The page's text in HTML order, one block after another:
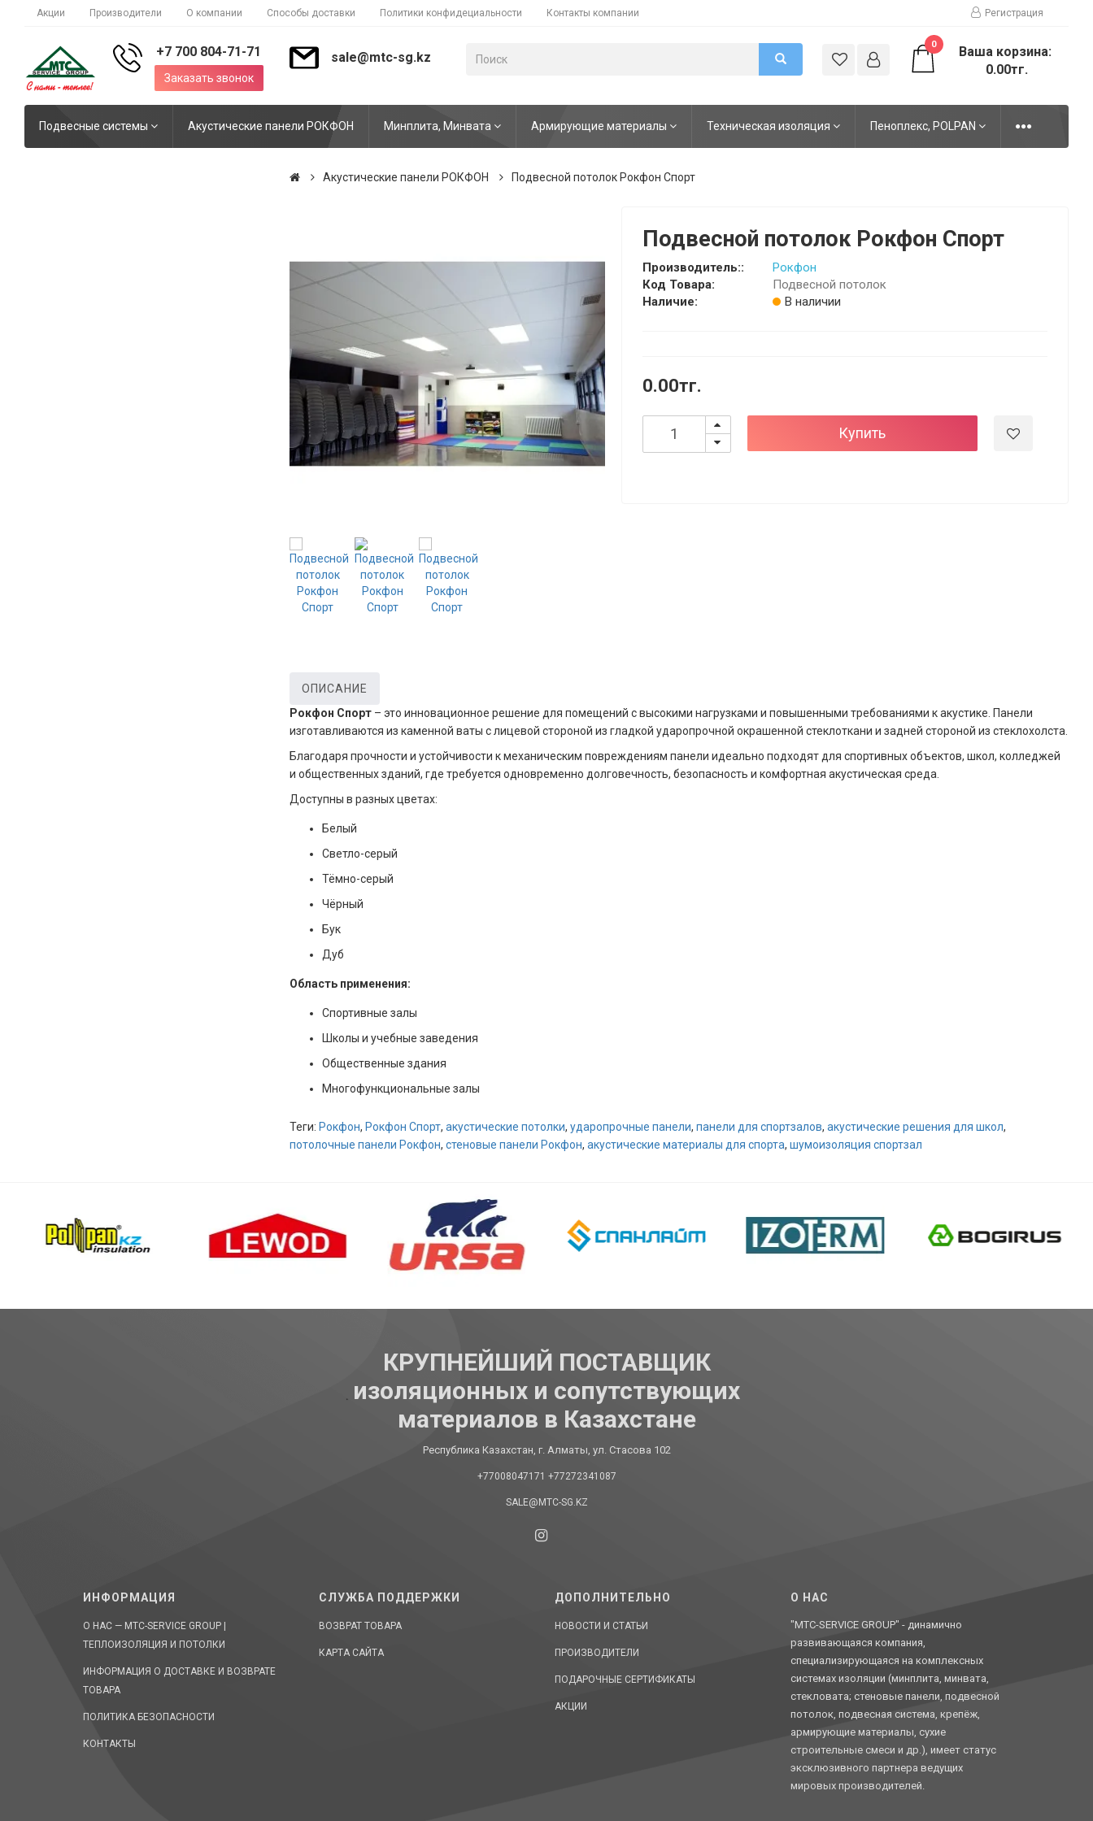
Акции Производители О компании Способы доставки Политики конфидециальности Контакты компании Регистрация
+7 700 804-71-71
Заказать звонок
sale@mtc-sg.kz
0
Ваша корзина:
0.00тг.
Подвесные системы Акустические панели РОКФОН Минплита, Минвата Армирующие материалы Техническая изоляция Пеноплекс, POLPAN
Акустические панели РОКФОН Подвесной потолок Рокфон Спорт
Подвесной потолок Рокфон Спорт
Производитель::
Рокфон
Код Товара:
Подвесной потолок
Наличие:
В наличии
0.00тг.
Купить
ОПИСАНИЕ
Рокфон Спорт – это инновационное решение для помещений с высокими нагрузками и повышенными требованиями к акустике. Панели
изготавливаются из каменной ваты с лицевой стороной из гладкой ударопрочной окрашенной стеклоткани и задней стороной из стеклохолста.
Благодаря прочности и устойчивости к механическим повреждениям панели идеально подходят для спортивных объектов, школ, колледжей
и общественных зданий, где требуется одновременно долговечность, безопасность и комфортная акустическая среда.
Доступны в разных цветах:
Белый
Светло-серый
Тёмно-серый
Чёрный
Бук
Дуб
Область применения:
Спортивные залы
Школы и учебные заведения
Общественные здания
Многофункциональные залы
Теги: Рокфон, Рокфон Спорт, акустические потолки, ударопрочные панели, панели для спортзалов, акустические решения для школ,
потолочные панели Рокфон, стеновые панели Рокфон, акустические материалы для спорта, шумоизоляция спортзал
КРУПНЕЙШИЙ ПОСТАВЩИК
изоляционных и сопутствующих
материалов в Казахстане
Республика Казахстан, г. Алматы, ул. Стасова 102
+77008047171 +77272341087
SALE@MTC-SG.KZ
ИНФОРМАЦИЯ
О НАС — MTC-SERVICE GROUP |
ТЕПЛОИЗОЛЯЦИЯ И ПОТОЛКИ
ИНФОРМАЦИЯ О ДОСТАВКЕ И ВОЗВРАТЕ
ТОВАРА
ПОЛИТИКА БЕЗОПАСНОСТИ
КОНТАКТЫ
СЛУЖБА ПОДДЕРЖКИ
ВОЗВРАТ ТОВАРА
КАРТА САЙТА
ДОПОЛНИТЕЛЬНО
НОВОСТИ И СТАТЬИ
ПРОИЗВОДИТЕЛИ
ПОДАРОЧНЫЕ СЕРТИФИКАТЫ
АКЦИИ
O НАС
"MTC-SERVICE GROUP" - динамично
развивающаяся компания,
специализирующаяся на комплексных
системах изоляции (минплита, минвата,
стекловата; стеновые панели, подвесной
потолок, подвесная система, крепёж,
армирующие материалы, сухие
строительные смеси и др.), имеет статус
эксклюзивного партнера ведущих
мировых производителей.